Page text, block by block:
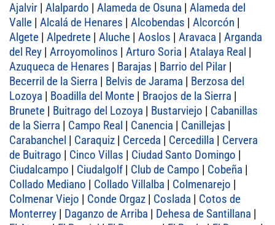
Ajalvir | Alalpardo | Alameda de Osuna | Alameda del
Valle | Alcalá de Henares | Alcobendas | Alcorcón |
Algete | Alpedrete | Aluche | Aoslos | Aravaca | Arganda
del Rey | Arroyomolinos | Arturo Soria | Atalaya Real |
Azuqueca de Henares | Barajas | Barrio del Pilar |
Becerril de la Sierra | Belvis de Jarama | Berzosa del
Lozoya | Boadilla del Monte | Braojos de la Sierra |
Brunete | Buitrago del Lozoya | Bustarviejo | Cabanillas
de la Sierra | Campo Real | Canencia | Canillejas |
Carabanchel | Caraquiz | Cerceda | Cercedilla | Cervera
de Buitrago | Cinco Villas | Ciudad Santo Domingo |
Ciudalcampo | Ciudalgolf | Club de Campo | Cobeña |
Collado Mediano | Collado Villalba | Colmenarejo |
Colmenar Viejo | Conde Orgaz | Coslada | Cotos de
Monterrey | Daganzo de Arriba | Dehesa de Santillana |